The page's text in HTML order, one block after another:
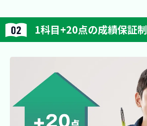
1科目+20点の成績保証